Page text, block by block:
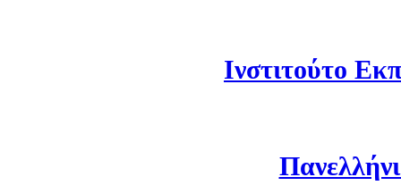
Ινστιτούτο